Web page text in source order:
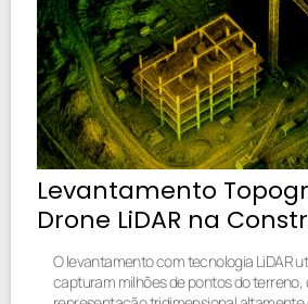
Levantamento
Drone LiDAR na
O levantamento com tecnologia LiDAR
capturam milhões de pontos do terreno,